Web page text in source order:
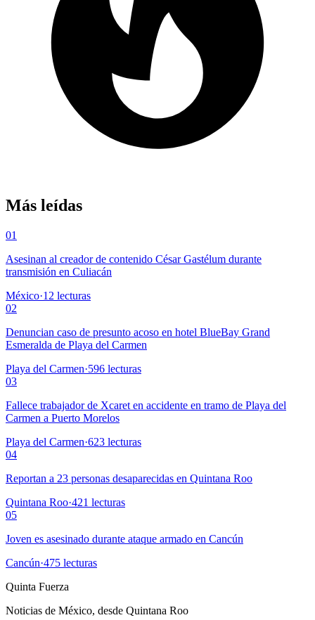
Más leídas
01
Asesinan al creador de contenido César Gastélum durante
transmisión en Culiacán
México·12 lecturas
02
Denuncian caso de presunto acoso en hotel BlueBay Grand
Esmeralda de Playa del Carmen
Playa del Carmen·596 lecturas
03
Fallece trabajador de Xcaret en accidente en tramo de Playa del
Carmen a Puerto Morelos
Playa del Carmen·623 lecturas
04
Reportan a 23 personas desaparecidas en Quintana Roo
Quintana Roo·421 lecturas
05
Joven es asesinado durante ataque armado en Cancún
Cancún·475 lecturas
Quinta Fuerza
Noticias de México, desde Quintana Roo